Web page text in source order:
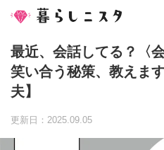
最近、会話してる？〈
笑い合う秘策、教えま
夫】
更新日：2025.09.05